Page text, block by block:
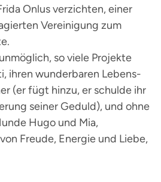
Onlus verzichten, einer
Vereinigung zum
so viele Projekte
ihren wunderbaren Lebens-
(er fügt hinzu, er schulde ihr
seiner Geduld), und ohne
Hugo und Mia,
Freude, Energie und Liebe,